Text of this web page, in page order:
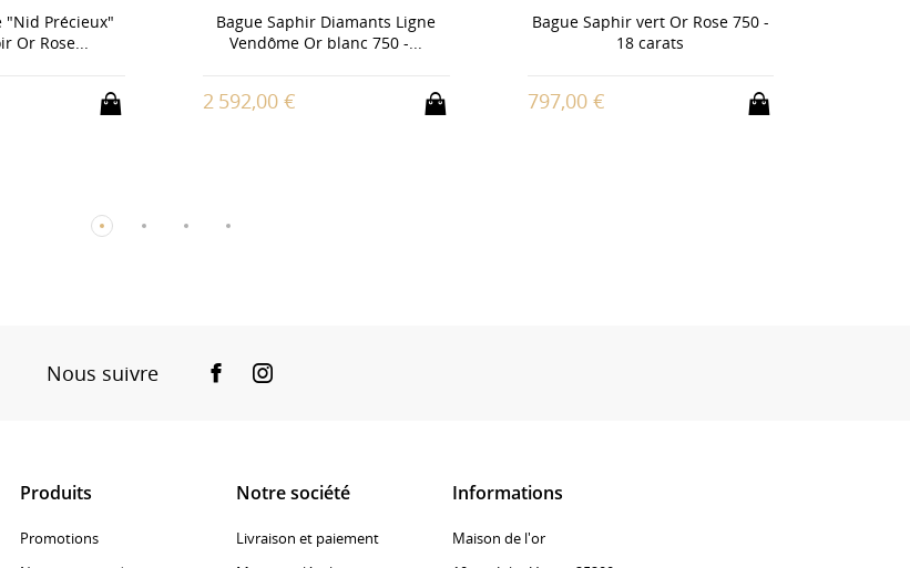
"Nid Précieux"
Or Rose...
Bague Saphir Diamants Ligne
Vendôme Or blanc 750 -...
2 592,00 €
Bague Saphir vert Or Rose 750 -
18 carats
797,00 €
Nous suivre FacebookInstagram
Produits
Promotions
Notre société
Livraison et paiement
Informations
Maison de l'or